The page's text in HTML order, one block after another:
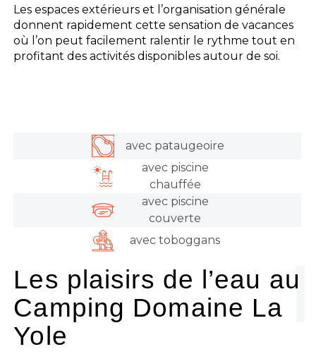
Les espaces extérieurs et l’organisation générale
donnent rapidement cette sensation de vacances
où l’on peut facilement ralentir le rythme tout en
profitant des activités disponibles autour de soi.
avec pataugeoire
avec piscine
chauffée
avec piscine
couverte
avec toboggans
Les plaisirs de l’eau au
Camping Domaine La
Yole